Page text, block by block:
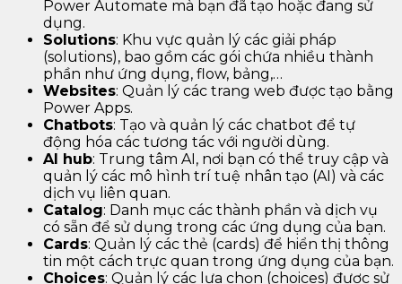
Power Automate mà bạn đã tạo hoặc đang sử
dụng.
Solutions: Khu vực quản lý các giải pháp
(solutions), bao gồm các gói chứa nhiều thành
phần như ứng dụng, flow, bảng,…
Websites: Quản lý các trang web được tạo bằng
Power Apps.
Chatbots: Tạo và quản lý các chatbot để tự
động hóa các tương tác với người dùng.
AI hub: Trung tâm AI, nơi bạn có thể truy cập và
quản lý các mô hình trí tuệ nhân tạo (AI) và các
dịch vụ liên quan.
Catalog: Danh mục các thành phần và dịch vụ
có sẵn để sử dụng trong các ứng dụng của bạn.
Cards: Quản lý các thẻ (cards) để hiển thị thông
tin một cách trực quan trong ứng dụng của bạn.
Choices: Quản lý các lựa chọn (choices) được sử